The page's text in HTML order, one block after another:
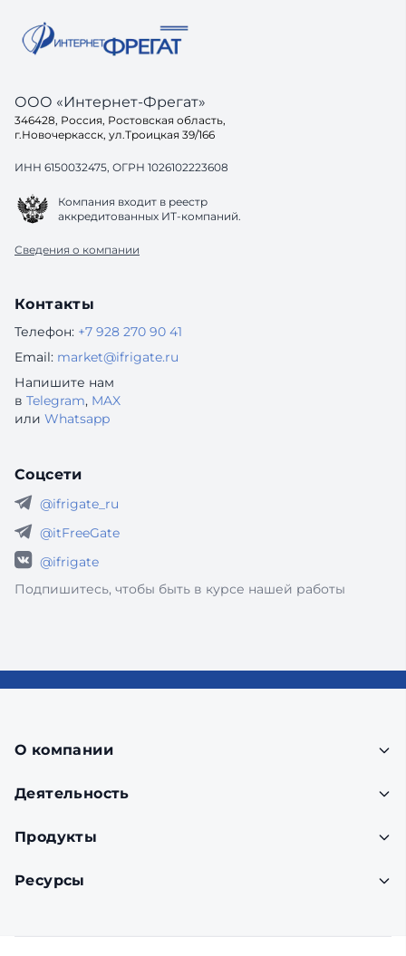
ООО «Интернет-Фрегат»
346428, Россия, Ростовская область,
г.Новочеркасск, ул.Троицкая 39/166
ИНН 6150032475, ОГРН 1026102223608
Компания входит в реестр
аккредитованных ИТ-компаний.
Сведения о компании
Контакты
Телефон: +7 928 270 90 41
Email: market@ifrigate.ru
Напишите нам
в Telegram, MAX
или Whatsapp
Соцсети
@ifrigate_ru
@itFreeGate
@ifrigate
Подпишитесь, чтобы быть в курсе нашей работы
О компании
Деятельность
Продукты
Ресурсы